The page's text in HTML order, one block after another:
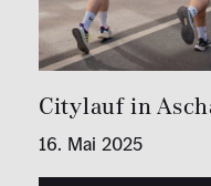
Citylauf in
16. Mai 2025